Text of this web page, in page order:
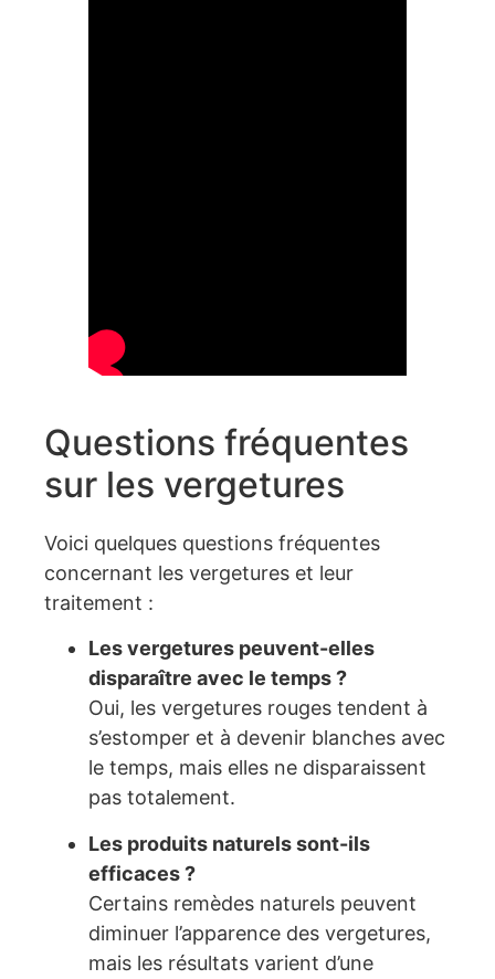
Questions fréquentes
sur les vergetures
Voici quelques questions fréquentes
concernant les vergetures et leur
traitement :
Les vergetures peuvent-elles
disparaître avec le temps ?
Oui, les vergetures rouges tendent à
s’estomper et à devenir blanches avec
le temps, mais elles ne disparaissent
pas totalement.
Les produits naturels sont-ils
efficaces ?
Certains remèdes naturels peuvent
diminuer l’apparence des vergetures,
mais les résultats varient d’une